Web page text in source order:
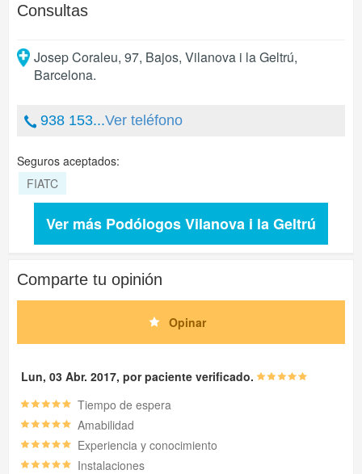
Consultas
Josep Coraleu, 97, Bajos, Vilanova i la Geltrú,
Barcelona.
938 153...Ver teléfono
Seguros aceptados:
FIATC
Ver más Podólogos Vilanova i la Geltrú
Comparte tu opinión
Opinar
Lun, 03 Abr. 2017, por paciente verificado.
Tiempo de espera
Amabilidad
Experiencia y conocimiento
Instalaciones